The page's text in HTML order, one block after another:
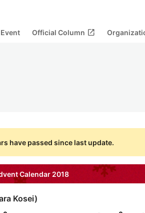
Official Column open_in_new
have passed since last update.
Calendar 2018
Kosei)